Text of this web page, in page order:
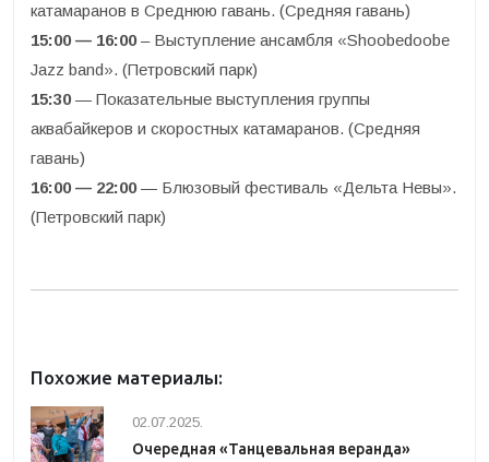
катамаранов в Среднюю гавань. (Средняя гавань)
15:00 — 16:00– Выступление ансамбля «Shoobedoobe
Jazz band». (Петровский парк)
15:30— Показательные выступления группы
аквабайкеров и скоростных катамаранов. (Средняя
гавань)
16:00 — 22:00— Блюзовый фестиваль «Дельта Невы».
(Петровский парк)
Похожие материалы:
02.07.2025.
Очередная «Танцевальная веранда»